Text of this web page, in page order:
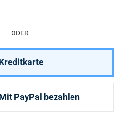
ODER
Kreditkarte
Mit PayPal bezahlen